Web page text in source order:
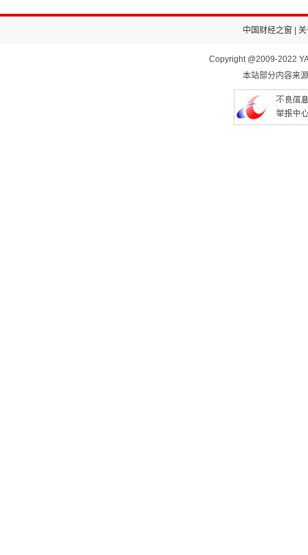
中国财经之窗 关
Copyright @2009-2022
本站部分内容来